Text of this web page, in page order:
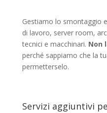
Gestiamo lo smontaggio
di lavoro, server room,
tecnici e macchinari. Non
perché sappiamo che la
permetterselo.
Servizi aggiuntivi